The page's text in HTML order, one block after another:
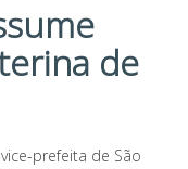
de
prefeita de São